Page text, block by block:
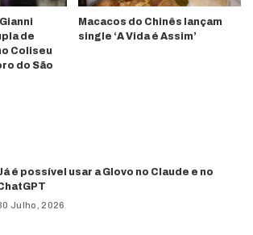
de
Coliseu
do São
Macacos do Chinês lançam
single ‘A Vida é Assim’
é possível usar a Glovo no Claude e no
Julho, 2026